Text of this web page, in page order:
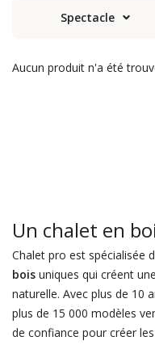
Spectacle
Aucun produit n'a été
Un chalet en
Chalet pro est spécialisée
boisuniques qui créent
naturelle. Avec plus de 10
plus de 15 000 modèles
de confiance pour créer les